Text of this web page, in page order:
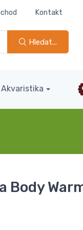
Kontakt
Hledat...
Akvaristika
Body